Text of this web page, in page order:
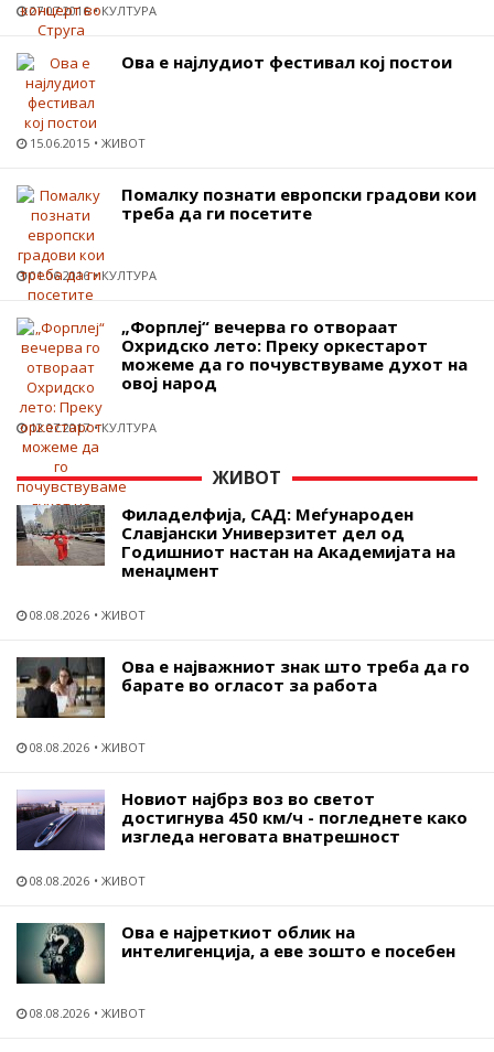
27.07.2016 КУЛТУРА
Ова е најлудиот фестивал кој постои
15.06.2015 ЖИВОТ
Помалку познати европски градови кои
треба да ги посетите
01.06.2016 КУЛТУРА
„Форплеј“ вечерва го отвораат
Охридско лето: Преку оркестарот
можеме да го почувствуваме духот на
овој народ
12.07.2017 КУЛТУРА
ЖИВОТ
Филаделфија, САД: Меѓународен
Славјански Универзитет дел од
Годишниот настан на Академијата на
менаџмент
08.08.2026 ЖИВОТ
Ова е најважниот знак што треба да го
барате во огласот за работа
08.08.2026 ЖИВОТ
Новиот најбрз воз во светот
достигнува 450 км/ч - погледнете како
изгледа неговата внатрешност
08.08.2026 ЖИВОТ
Ова е најреткиот облик на
интелигенција, а еве зошто е посебен
08.08.2026 ЖИВОТ